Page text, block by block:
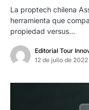
La proptech chilena
herramienta que
propiedad versus…
Editorial Tour
12 de julio de 2022